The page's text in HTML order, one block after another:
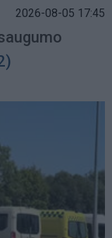
2026-08-05 17:45